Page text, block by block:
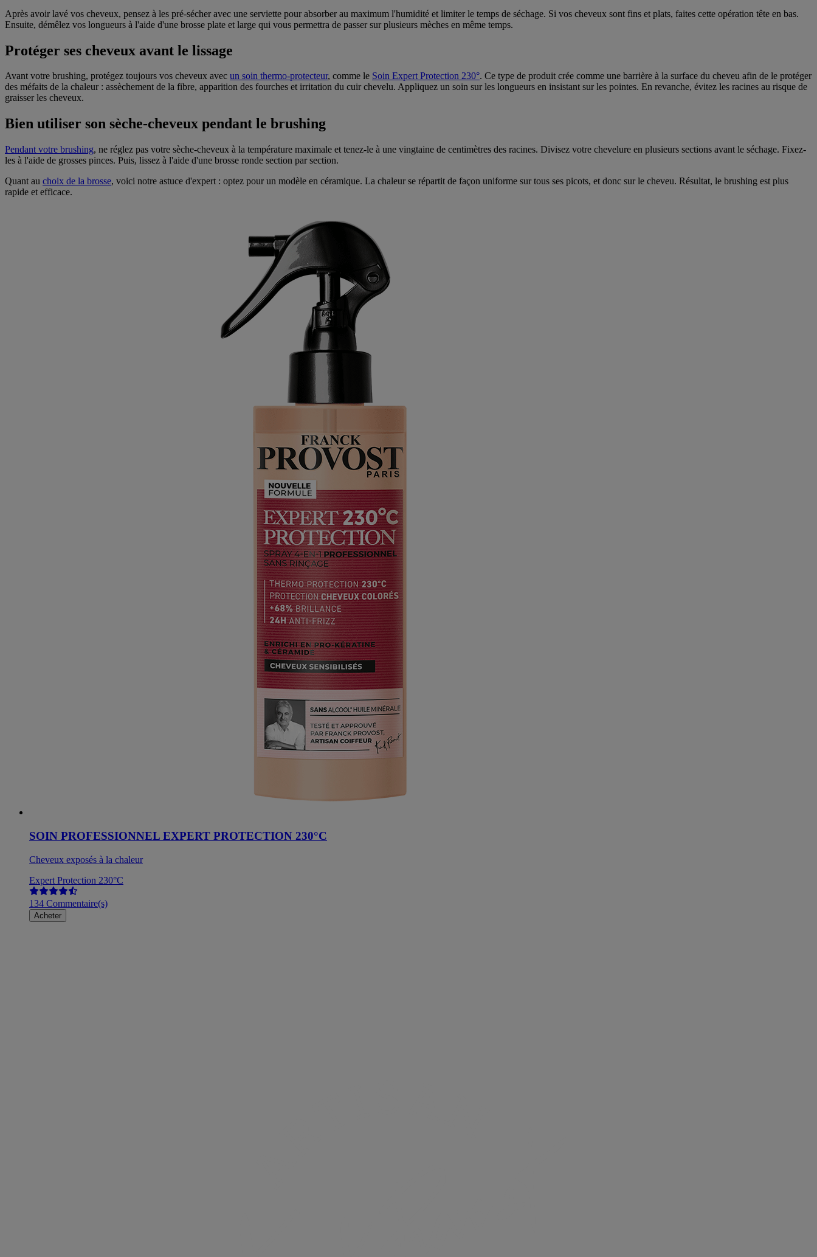
Après avoir lavé vos cheveux, pensez à les pré-sécher avec une serviette pour absorber au maximum l'humidité et limiter le temps de séchage. Si vos cheveux sont fins et plats, faites cette opération tête en bas.
Ensuite, démêlez vos longueurs à l'aide d'une brosse plate et large qui vous permettra de passer sur plusieurs mèches en même temps.
Protéger ses cheveux avant le lissage
Avant votre brushing, protégez toujours vos cheveux avec un soin thermo-protecteur, comme le Soin Expert Protection 230°. Ce type de produit crée comme une barrière à la surface du cheveu afin de le protéger
des méfaits de la chaleur : assèchement de la fibre, apparition des fourches et irritation du cuir chevelu. Appliquez un soin sur les longueurs en insistant sur les pointes. En revanche, évitez les racines au risque de
graisser les cheveux.
Bien utiliser son sèche-cheveux pendant le brushing
Pendant votre brushing, ne réglez pas votre sèche-cheveux à la température maximale et tenez-le à une vingtaine de centimètres des racines. Divisez votre chevelure en plusieurs sections avant le séchage. Fixez-
les à l'aide de grosses pinces. Puis, lissez à l'aide d'une brosse ronde section par section.
Quant au choix de la brosse, voici notre astuce d'expert : optez pour un modèle en céramique. La chaleur se répartit de façon uniforme sur tous ses picots, et donc sur le cheveu. Résultat, le brushing est plus
rapide et efficace.
SOIN PROFESSIONNEL EXPERT PROTECTION 230°C
Cheveux exposés à la chaleur
Expert Protection 230°C
134 Commentaire(s)
Acheter